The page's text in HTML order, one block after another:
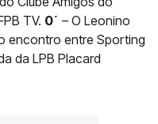
TV. 0´ – O Leonino
encontro entre Sporting
da LPB Placard